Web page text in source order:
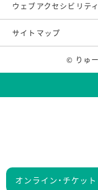
オンライン・チケット
ウェブアクセシビリテ
サイトマップ
© りゅ